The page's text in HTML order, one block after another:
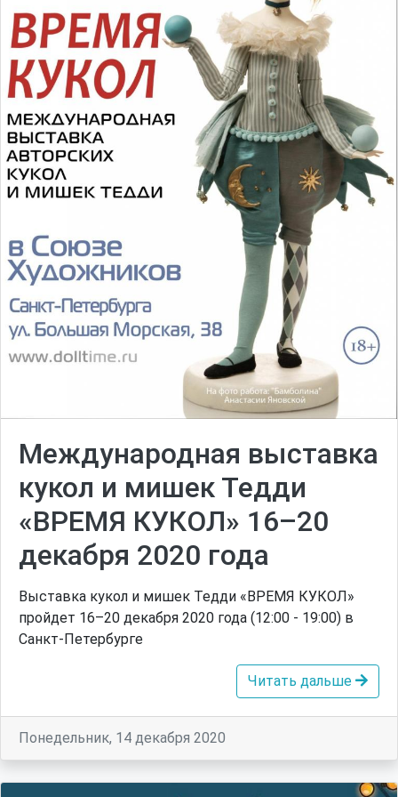
Международная выставка
кукол и мишек Тедди
«ВРЕМЯ КУКОЛ» 16–20
декабря 2020 года
Выставка кукол и мишек Тедди «ВРЕМЯ КУКОЛ»
пройдет 16–20 декабря 2020 года (12:00 - 19:00) в
Санкт-Петербурге
Читать дальше
Понедельник, 14 декабря 2020